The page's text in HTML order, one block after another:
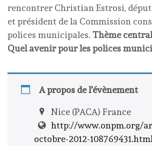
rencontrer Christian Estrosi,
et président de la Commission
polices municipales. Thème central
Quel avenir pour les polices
A propos de l'évènement
Nice (PACA) France
http://www.onpm.org/
octobre-2012-108769431.html